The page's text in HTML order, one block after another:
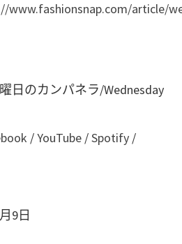
www.fashionsnap.com/article/
日のカンパネラ/Wednesday
/YouTube /Spotify /
9日